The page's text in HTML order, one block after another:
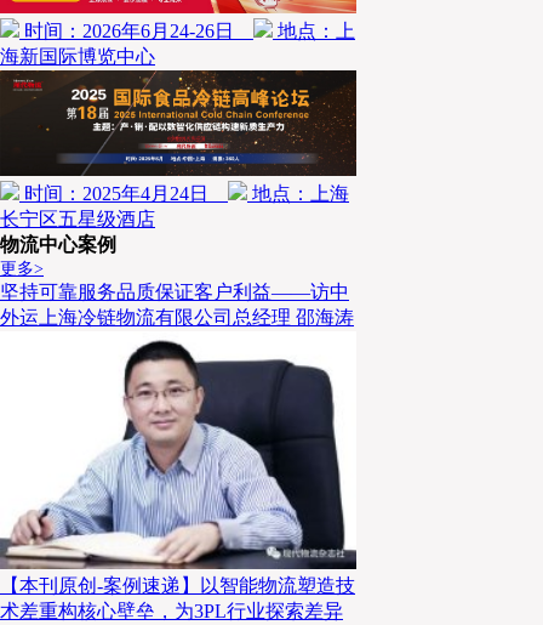
→ 扫描上方二维码，添加“科捷熊工”。
→ 发送暗号：“锂电材料白皮书”。
→ 我们将为您发送电子完整版。
<正文完>
关于我们
时间：2026年6月24-26日
地点：上
海新国际博览中心
时间：2025年4月24日
地点：上海
长宁区五星级酒店
物流中心案例
更多>
坚持可靠服务品质保证客户利益——访中
外运上海冷链物流有限公司总经理 邵海涛
【本刊原创-案例速递】以智能物流塑造技
术差重构核心壁垒，为3PL行业探索差异